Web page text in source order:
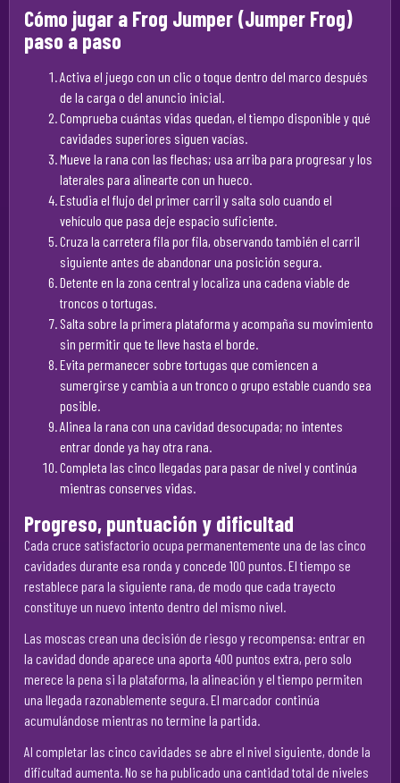
Cómo jugar a Frog Jumper (Jumper Frog)
paso a paso
Activa el juego con un clic o toque dentro del marco después
de la carga o del anuncio inicial.
Comprueba cuántas vidas quedan, el tiempo disponible y qué
cavidades superiores siguen vacías.
Mueve la rana con las flechas; usa arriba para progresar y los
laterales para alinearte con un hueco.
Estudia el flujo del primer carril y salta solo cuando el
vehículo que pasa deje espacio suficiente.
Cruza la carretera fila por fila, observando también el carril
siguiente antes de abandonar una posición segura.
Detente en la zona central y localiza una cadena viable de
troncos o tortugas.
Salta sobre la primera plataforma y acompaña su movimiento
sin permitir que te lleve hasta el borde.
Evita permanecer sobre tortugas que comiencen a
sumergirse y cambia a un tronco o grupo estable cuando sea
posible.
Alinea la rana con una cavidad desocupada; no intentes
entrar donde ya hay otra rana.
Completa las cinco llegadas para pasar de nivel y continúa
mientras conserves vidas.
Progreso, puntuación y dificultad
Cada cruce satisfactorio ocupa permanentemente una de las cinco
cavidades durante esa ronda y concede 100 puntos. El tiempo se
restablece para la siguiente rana, de modo que cada trayecto
constituye un nuevo intento dentro del mismo nivel.
Las moscas crean una decisión de riesgo y recompensa: entrar en
la cavidad donde aparece una aporta 400 puntos extra, pero solo
merece la pena si la plataforma, la alineación y el tiempo permiten
una llegada razonablemente segura. El marcador continúa
acumulándose mientras no termine la partida.
Al completar las cinco cavidades se abre el nivel siguiente, donde la
dificultad aumenta. No se ha publicado una cantidad total de niveles